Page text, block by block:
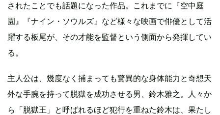
されたことでも話題になった作品。これまでに『空中庭
園』『ナイン・ソウルズ』など様々な映画で俳優として活
躍する板尾が、その才能を監督という側面から発揮してい
る。
主人公は、幾度なく捕まっても驚異的な身体能力と奇想天
外な手腕を持って脱獄を成功させる男、鈴木雅之。人々か
ら「脱獄王」と呼ばれるほど犯行を重ねた鈴木は、果たし